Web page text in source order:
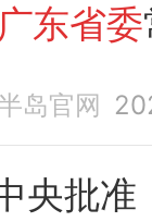
广东省委
岛官网
央批准